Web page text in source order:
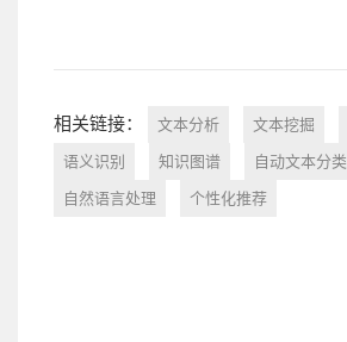
相关链接： 文本分析 文本挖掘
语义识别 知识图谱 自动文本分类
自然语言处理 个性化推荐